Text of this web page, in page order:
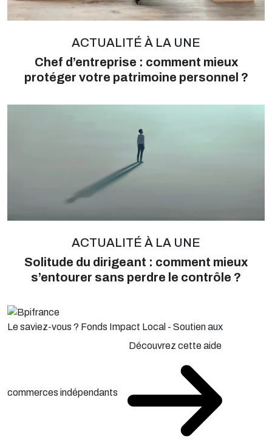
ACTUALITÉ À LA UNE
Chef d’entreprise : comment mieux
protéger votre patrimoine personnel ?
ACTUALITÉ À LA UNE
Solitude du dirigeant : comment mieux
s’entourer sans perdre le contrôle ?
Le saviez-vous ? Fonds Impact Local - Soutien aux
commerces indépendants
Découvrez cette aide